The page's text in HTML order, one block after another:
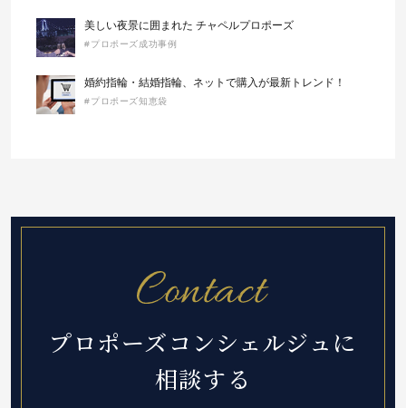
美しい夜景に囲まれた チャペルプロポーズ
#プロポーズ成功事例
婚約指輪・結婚指輪、ネットで購入が最新トレンド！
#プロポーズ知恵袋
プロポーズコンシェルジュに
相談する